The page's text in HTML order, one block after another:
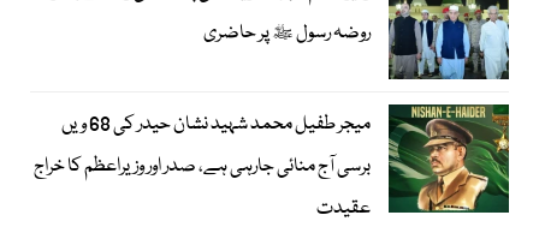
روضہ رسول ﷺ پر حاضری
میجر طفیل محمد شہید نشان حیدر کی 68 ویں
برسی آج منائی جارہی ہے، صدر اور وزیراعظم کا خراج
عقیدت